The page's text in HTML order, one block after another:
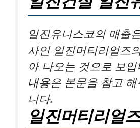
일진유니스코의 매출
사인 일진머티리얼즈
아 나오는 것으로 보
내용은 본문을 참고
니다.
일진머티리얼